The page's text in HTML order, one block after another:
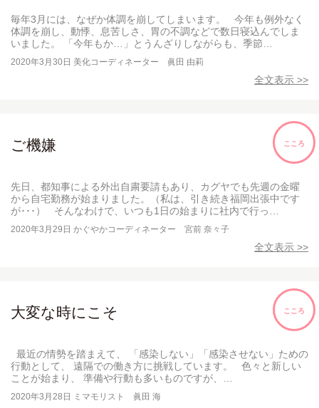
毎年3月には、なぜか体調を崩してしまいます。 今年も例外なく
体調を崩し、動悸、息苦しさ、胃の不調などで数日寝込んでしま
いました。 「今年もか…」とうんざりしながらも、季節…
2020年3月30日 美化コーディネーター 眞田 由莉
全文表示 >>
こころ
ご機嫌
先日、都知事による外出自粛要請もあり、カグヤでも先週の金曜
から自宅勤務が始まりました。（私は、引き続き福岡出張中です
が･･･） そんなわけで、いつも1日の始まりに社内で行っ…
2020年3月29日 かぐやかコーディネーター 宮前 奈々子
全文表示 >>
こころ
大変な時にこそ
最近の情勢を踏まえて、 「感染しない」「感染させない」ための
行動として、 遠隔での働き方に挑戦しています。 色々と新しい
ことが始まり、 準備や行動も多いものですが、…
2020年3月28日 ミマモリスト 眞田 海